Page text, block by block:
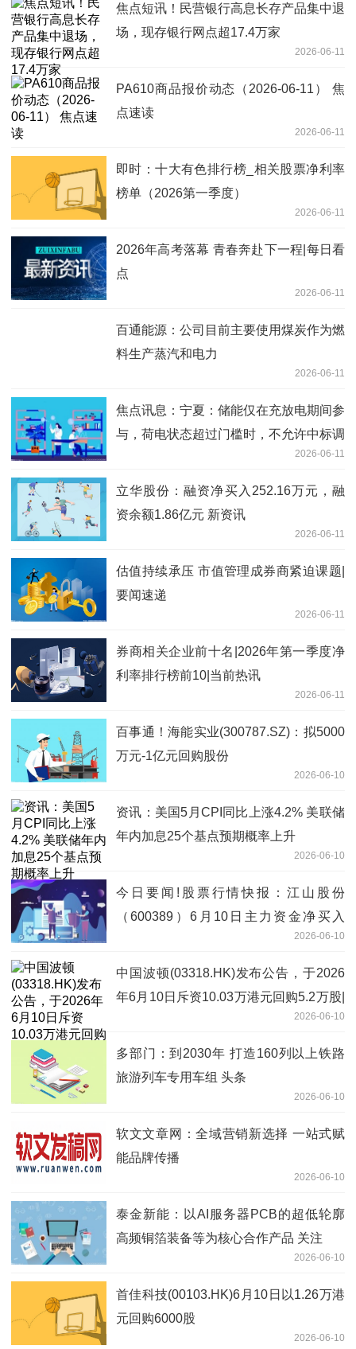
焦点短讯！民营银行高息长存产品集中退
场，现存银行网点超17.4万家
2026-06-11
PA610商品报价动态（2026-06-11） 焦
点速读
2026-06-11
即时：十大有色排行榜_相关股票净利率
榜单（2026第一季度）
2026-06-11
2026年高考落幕 青春奔赴下一程|每日看
点
2026-06-11
百通能源：公司目前主要使用煤炭作为燃
料生产蒸汽和电力
2026-06-11
焦点讯息：宁夏：储能仅在充放电期间参
与，荷电状态超过门槛时，不允许中标调
2026-06-11
立华股份：融资净买入252.16万元，融
资余额1.86亿元 新资讯
2026-06-11
估值持续承压 市值管理成券商紧迫课题|
要闻速递
2026-06-11
券商相关企业前十名|2026年第一季度净
利率排行榜前10|当前热讯
2026-06-11
百事通！海能实业(300787.SZ)：拟5000
万元-1亿元回购股份
2026-06-10
资讯：美国5月CPI同比上涨4.2% 美联储
年内加息25个基点预期概率上升
2026-06-10
今日要闻!股票行情快报：江山股份
（600389）6月10日主力资金净买入
2026-06-10
中国波顿(03318.HK)发布公告，于2026
年6月10日斥资10.03万港元回购5.2万股|
2026-06-10
多部门：到2030年 打造160列以上铁路
旅游列车专用车组 头条
2026-06-10
软文文章网：全域营销新选择 一站式赋
能品牌传播
2026-06-10
泰金新能：以AI服务器PCB的超低轮廓
高频铜箔装备等为核心合作产品 关注
2026-06-10
首佳科技(00103.HK)6月10日以1.26万港
元回购6000股
2026-06-10